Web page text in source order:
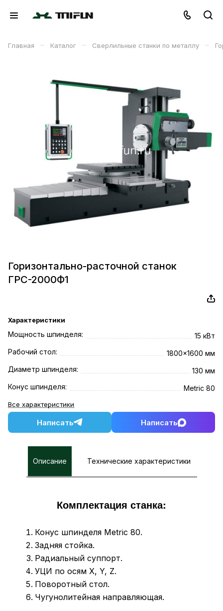
Главная – Каталог – Сверлильные станки по металлу –
Горизонтально-расточной станок
ГРС-2000Ф1
Характеристики
Мощность шпинделя:
15 кВт
Рабочий стол:
1800x1600 мм
Диаметр шпинделя:
130 мм
Конус шпинделя:
Metric 80
Все характеристики
Написать Написать
Описание Технические характеристики
Комплектация станка:
Конус шпинделя Metric 80.
Задняя стойка.
Радиальный суппорт.
УЦИ по осям X, Y, Z.
Поворотный стол.
Чугунолитейная направляющая.